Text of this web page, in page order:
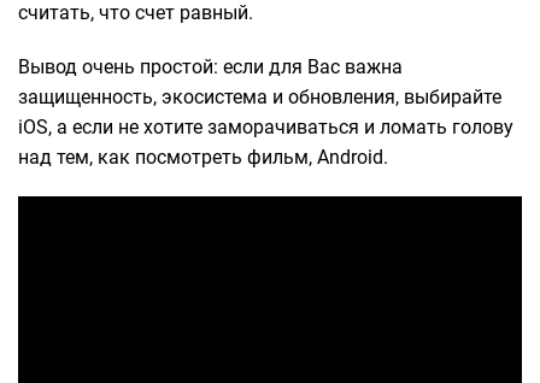
считать, что счет равный.
Вывод очень простой: если для Вас важна
защищенность, экосистема и обновления, выбирайте
iOS, а если не хотите заморачиваться и ломать голову
над тем, как посмотреть фильм, Android.